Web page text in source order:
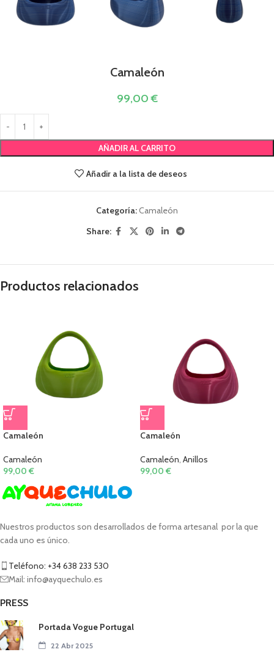
Camaleón
99,00€
AÑADIR AL CARRITO
Añadir a la lista de deseos
Categoría:Camaleón
Share:
Productos relacionados
Camaleón
Camaleón
99,00 €
Camaleón
Camaleón, Anillos
99,00 €
Nuestros productos son desarrollados de forma artesanal por la que
cada uno es único.
Teléfono: +34 638 233 530
Mail: info@ayquechulo.es
PRESS
Portada Vogue Portugal
22 Abr 2025